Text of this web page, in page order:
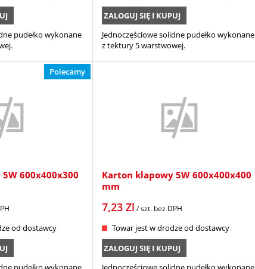
pudełko wykonane
ZALOGUJ SIĘ I KUPUJ
Jednoczęściowe solidne pudełko wykonane
z tektury 5 warstwowej.
Polecamy
600x400x300
od dostawcy
Karton klapowy 5W 600x400x400
mm
7,23Zl / szt. bez DPH
Towar jest w drodze od dostawcy
ZALOGUJ SIĘ I KUPUJ